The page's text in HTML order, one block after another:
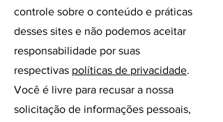
controle sobre o conteúdo e práticas
desses sites e não podemos aceitar
responsabilidade por suas
respectivas políticas de privacidade.
Você é livre para recusar a nossa
solicitação de informações pessoais,